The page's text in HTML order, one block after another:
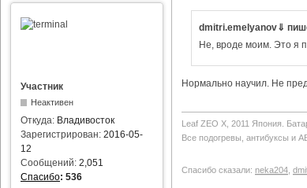
Участник
Неактивен
Откуда: Владивосток
Зарегистрирован: 2016-05-
12
Сообщений: 2,051
Спасибо: 536
dmitri.emelyanov⇓
Не, вроде моим. Это я
Нормально научил. Не
Leaf ZEO Х, 2011 Япония.
Все подогревы, антибуксы и
Спасибо сказали: neka204